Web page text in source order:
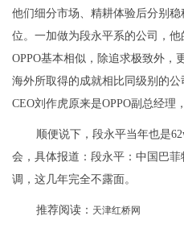
他们细分市场、精耕体验后分别
位。一加做为段永平系的公司，他
OPPO基本相似，除追求极致外，
海外所取得的成就相比同级别的
CEO刘作虎原来是OPPO副总经理
顺便说下，段永平当年也是
会，具体报道：段永平：中国巴
调，这几年完全不露面。
推荐阅读： 天津红桥网